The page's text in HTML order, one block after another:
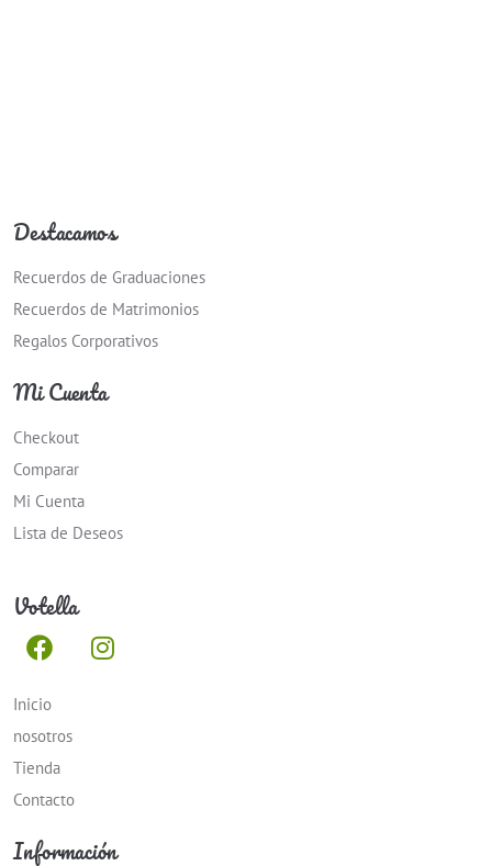
Destacamos
Recuerdos de Graduaciones
Recuerdos de Matrimonios
Regalos Corporativos
Mi Cuenta
Checkout
Comparar
Mi Cuenta
Lista de Deseos
Votella
Inicio
nosotros
Tienda
Contacto
Información